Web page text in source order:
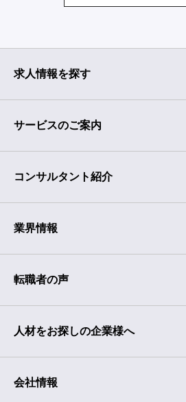
求人情報を探す
サービスのご案内
コンサルタント紹介
業界情報
転職者の声
人材をお探しの企業様へ
会社情報